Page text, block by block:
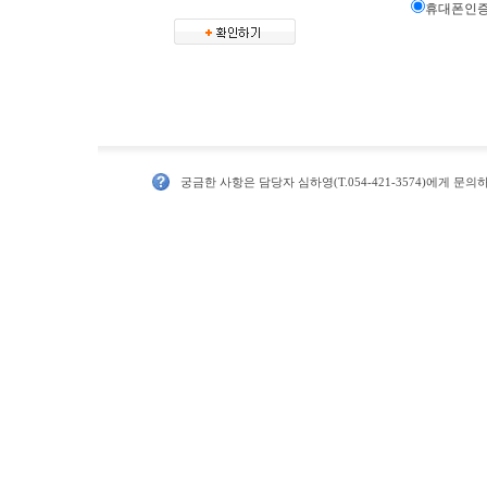
휴대폰인
궁금한 사항은 담당자 심하영(T.054-421-3574)에게 문의